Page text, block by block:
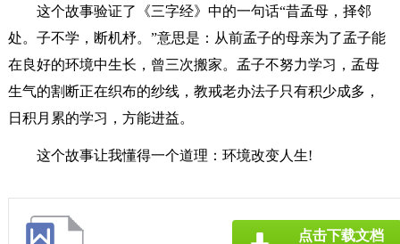
这个故事验证了《三字经》中的一句话“昔孟母，择邻
处。子不学，断机杼。”意思是：从前孟子的母亲为了孟子能
在良好的环境中生长，曾三次搬家。孟子不努力学习，孟母
生气的割断正在织布的纱线，教戒老办法子只有积少成多，
日积月累的学习，方能进益。
这个故事让我懂得一个道理：环境改变人生!
点击下载文档